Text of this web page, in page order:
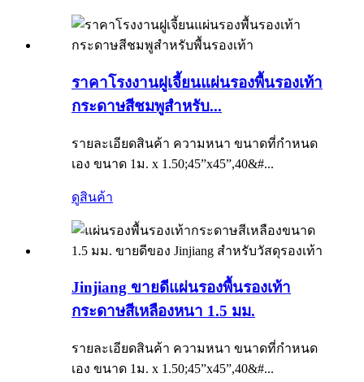
ราคาโรงงานฝูเจี้ยนแผ่นรองพื้นรองเท้า
กระดาษสีชมพูสำหรับ...
รายละเอียดสินค้า ความหนา ขนาดที่กำหนด
เอง ขนาด 1ม. x 1.50;45”x45”,40&#...
ดูสินค้า
Jinjiang ขายดีแผ่นรองพื้นรองเท้า
กระดาษสีเหลืองหนา 1.5 มม.
รายละเอียดสินค้า ความหนา ขนาดที่กำหนด
เอง ขนาด 1ม. x 1.50;45”x45”,40&#...